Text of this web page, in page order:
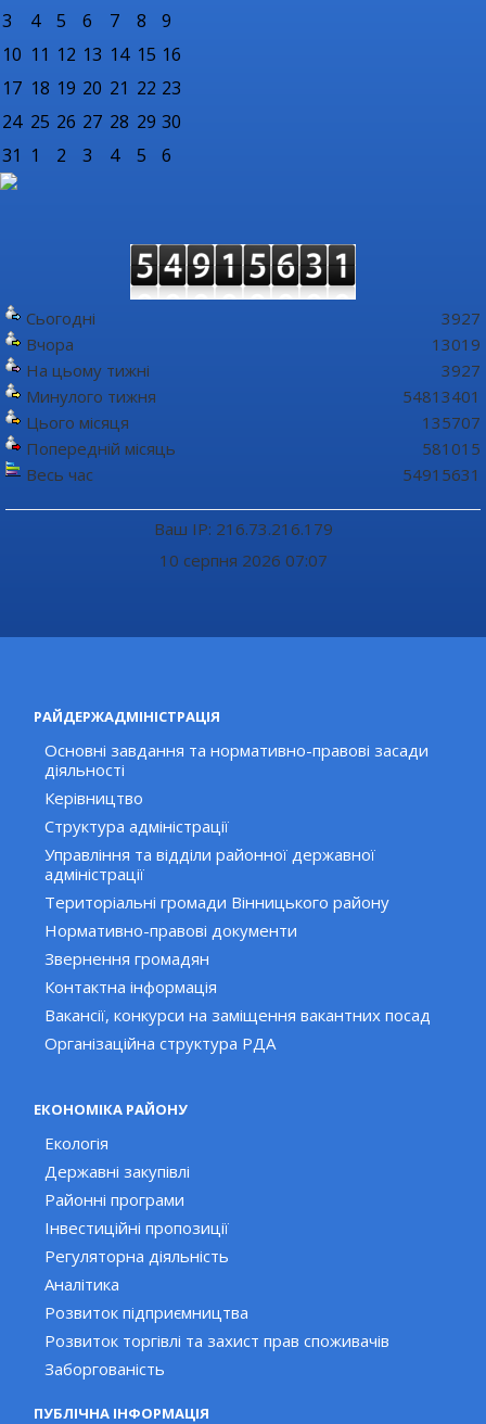
3 4 5 6 7 8
9
10 11 12 13 14 15 16
17 18 19 20 21 22 23
24 25 26 27 28 29 30
31 1 2 3 4 5 6
Сьогодні
Вчора
На цьому тижні
Минулого тижня
Цього місяця
Попередній місяць
Весь час
3927
13019
3927
54813401
135707
581015
54915631
Ваш IP: 216.73.216.179
10 серпня 2026 07:07
РАЙДЕРЖАДМІНІСТРАЦІЯ
Основні завдання та нормативно-правові засади
діяльності
Керівництво
Структура адміністрації
Управління та відділи районної державної
адміністрації
Територіальні громади Вінницького району
Нормативно-правові документи
Звернення громадян
Контактна інформація
Вакансії, конкурси на заміщення вакантних посад
Організаційна структура РДА
ЕКОНОМІКА РАЙОНУ
Екологія
Державні закупівлі
Районні програми
Інвестиційні пропозиції
Регуляторна діяльність
Аналітика
Розвиток підприємництва
Розвиток торгівлі та захист прав споживачів
Заборгованість
ПУБЛІЧНА ІНФОРМАЦІЯ